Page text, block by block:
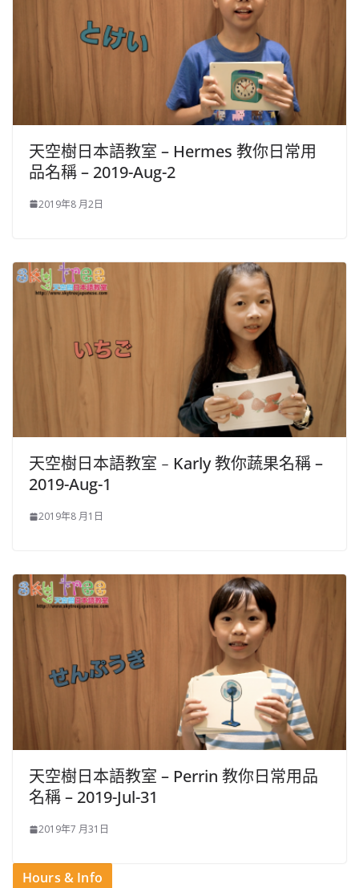
天空樹日本語教室 – Hermes​ 教你日常用
品名稱 – 2019-Aug-2
2019年8 月2日
天空樹日本語教室﹣Karly 教你蔬果名稱 –
2019-Aug-1
2019年8 月1日
天空樹日本語教室 – Perrin​ 教你日常用品
名稱 – 2019-Jul-31
2019年7 月31日
Hours & Info